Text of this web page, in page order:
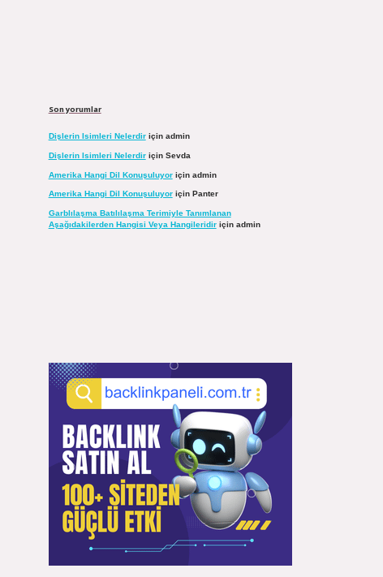
Son yorumlar
Dişlerin Isimleri Nelerdiriçin admin
Dişlerin Isimleri Nelerdiriçin Sevda
Amerika Hangi Dil Konuşuluyoriçin admin
Amerika Hangi Dil Konuşuluyoriçin Panter
Garblılaşma Batılılaşma Terimiyle Tanımlanan
Aşağıdakilerden Hangisi Veya Hangileridiriçin admin